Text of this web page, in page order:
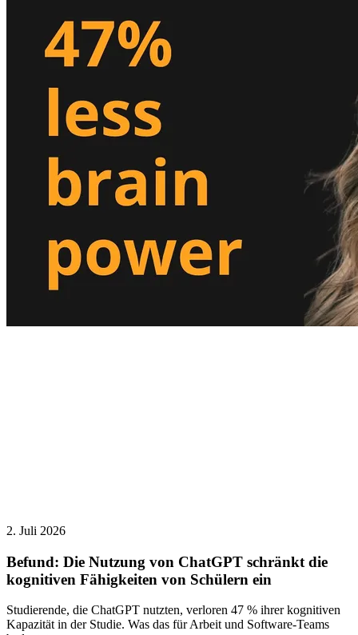
2. Juli 2026
Befund: Die Nutzung von ChatGPT schränkt die
kognitiven Fähigkeiten von Schülern ein
Studierende, die ChatGPT nutzten, verloren 47 % ihrer kognitiven
Kapazität in der Studie. Was das für Arbeit und Software-Teams